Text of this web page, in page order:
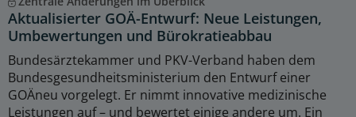
Aktualisierter GOÄ-Entwurf: Neue Leistungen,
Umbewertungen und Bürokratieabbau
Bundesärztekammer und PKV-Verband haben dem
Bundesgesundheitsministerium den Entwurf einer
GOÄneu vorgelegt. Er nimmt innovative medizinische
Leistungen auf – und bewertet einige andere um. Ein